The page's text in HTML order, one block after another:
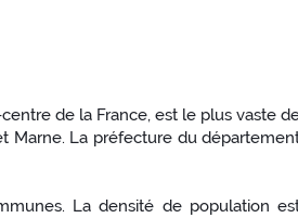
de la France, est le plus vaste
Marne. La préfecture du
La densité de population